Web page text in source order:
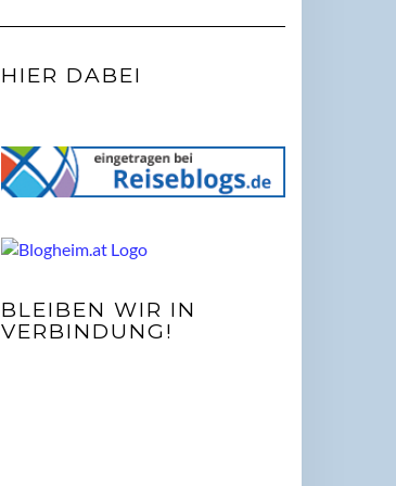
HIER DABEI
BLEIBEN WIR IN
VERBINDUNG!